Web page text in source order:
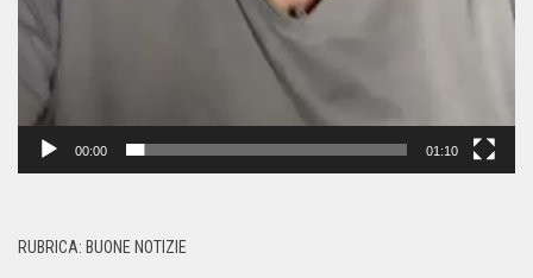
00:00 01:10
RUBRICA: BUONE NOTIZIE